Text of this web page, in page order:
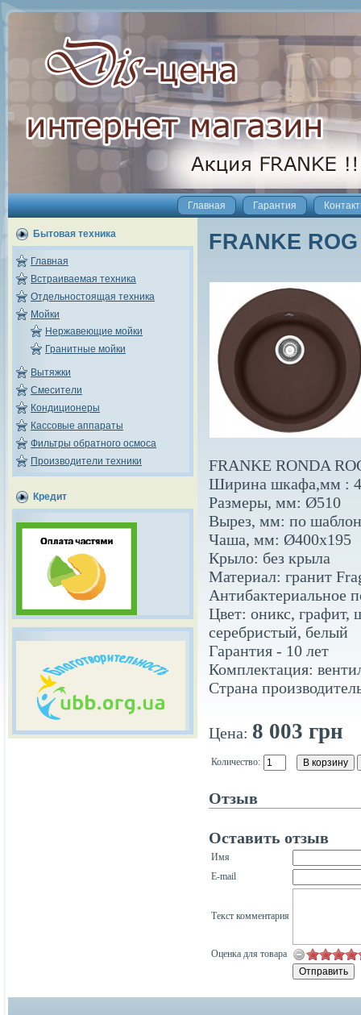
Главная Гарантия
Бытовая техника
Главная
Встраиваемая техника
Отдельностоящая техника
Мойки
Нержавеющие мойки
Гранитные мойки
Вытяжки
Смесители
Кондиционеры
Кассовые аппараты
Фильтры обратного осмоса
Производители техники
Кредит
FRANKE
FRANKE RONDA
Ширина шкафа,мм :
Размеры, мм: Ø510
Вырез, мм: по
Чаша, мм: Ø400х195
Крыло: без крыла
Материал: гранит
Антибактериальное
Цвет: оникс, графит,
серебристый, белый
Гарантия - 10 лет
Комплектация:
Страна
Цена: 8 003 грн
Количество:
Отзыв
Оставить отзыв
Имя
E-mail
Текст комментария
Оценка для товара